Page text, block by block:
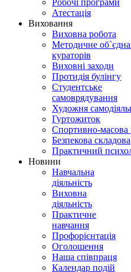
Атестація
Виховання
Виховна робота
Методичне
кураторів
Виховні заходи
Протидія булінгу
Студентське
самоврядування
Художня
Гуртожиток
Спортивно-масова
Безпекова складова
Практичний
Новини
Навчальна
діяльність
Виховна
діяльність
Практичне
навчання
Профорієнтація
Оголошення
Наша співпраця
Календар подій